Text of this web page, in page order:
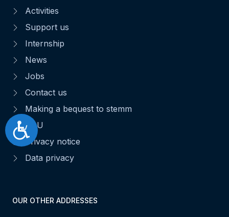
Accessibilité
Activities
Support us
Internship
News
Jobs
Contact us
Making a bequest to stemm
CGU
Privacy notice
Data privacy
OUR OTHER ADDRESSES